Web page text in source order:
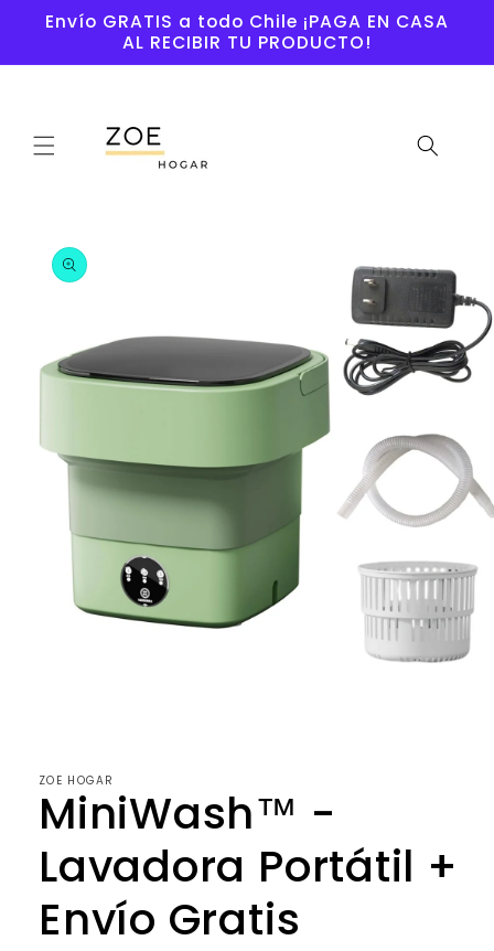
directamente
Envío GRATIS a todo Chile ¡PAGA EN CASA
AL RECIBIR TU PRODUCTO!
información
una
ventana
modal
ZOE HOGAR
MiniWash™ -
Lavadora Portátil +
Envío Gratis